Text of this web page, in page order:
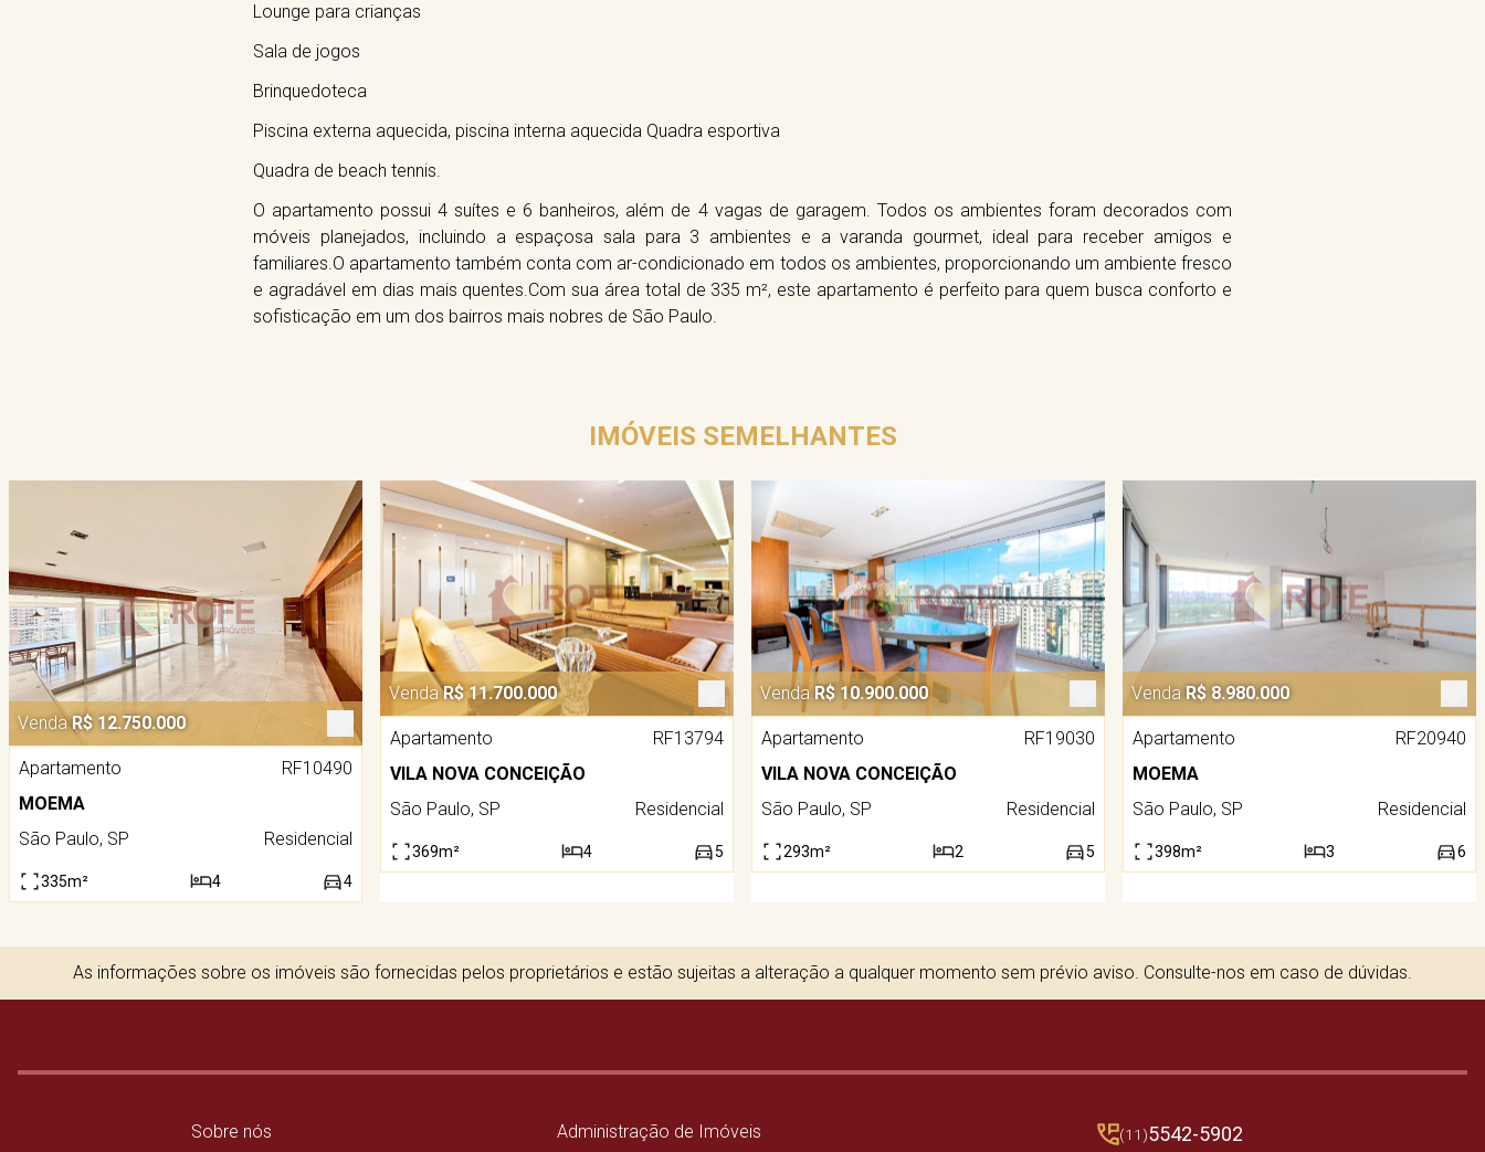
Lounge para crianças
Sala de jogos
Brinquedoteca
Piscina externa aquecida, piscina interna aquecida Quadra esportiva
Quadra de beach tennis.
O apartamento possui 4 suítes e 6 banheiros, além de 4 vagas de garagem. Todos os ambientes foram decorados com
móveis planejados, incluindo a espaçosa sala para 3 ambientes e a varanda gourmet, ideal para receber amigos e
familiares.O apartamento também conta com ar-condicionado em todos os ambientes, proporcionando um ambiente fresco
e agradável em dias mais quentes.Com sua área total de 335 m², este apartamento é perfeito para quem busca conforto e
sofisticação em um dos bairros mais nobres de São Paulo.
IMÓVEIS SEMELHANTES
Venda R$ 12.750.000
Apartamento
RF10490
MOEMA
São Paulo, SP
Residencial
335m² 4 4
Venda R$ 11.700.000
Apartamento
RF13794
VILA NOVA CONCEIÇÃO
São Paulo, SP
Residencial
369m² 4 5
Venda R$ 10.900.000
Apartamento
RF19030
VILA NOVA CONCEIÇÃO
São Paulo, SP
Residencial
293m² 2 5
Venda R$ 8.980.000
Apartamento
RF20940
MOEMA
São Paulo, SP
Residencial
398m² 3 6
As informações sobre os imóveis são fornecidas pelos proprietários e estão sujeitas a alteração a qualquer momento sem prévio aviso. Consulte-nos em caso de dúvidas.
Sobre nós Administração de Imóveis (11)5542-5902